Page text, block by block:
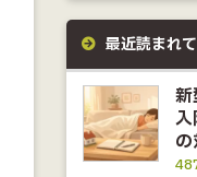
最近読まれ